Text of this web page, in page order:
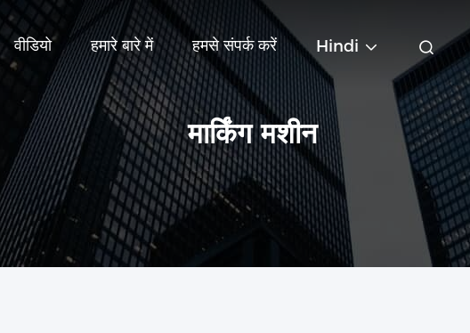
वीडियो हमारे बारे में हमसे संपर्क करें Hindi
मार्किंग मशीन